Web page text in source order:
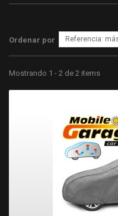
Ordenar por
Mostrando 1 - 2 de 2 items